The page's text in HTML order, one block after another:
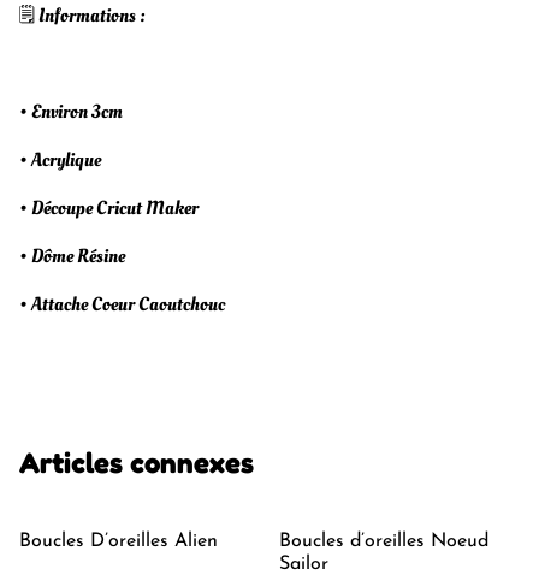
🗒️ Informations :
• Environ 3cm
• Acrylique
• Découpe Cricut Maker
• Dôme Résine
• Attache Coeur Caoutchouc
Articles connexes
%
Boucles D’oreilles Alien %
Boucles d’oreilles Noeud
Sailor